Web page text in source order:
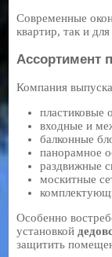
Современные
квартир, так и
Ассортимент
Компания
пластиковые
входные и
балконные
панорамное
раздвижные
москитные
Особенно
установкой
защитить